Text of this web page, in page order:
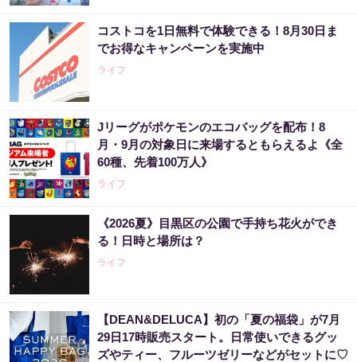
コストコを1日無料で体験できる！8月30日ま
でお得なキャンペーンを実施中
ライフ
Jリーグがポケモンのエコバッグを配布！8
月・9月の対象日に来場するともらえるよ《全
60種、先着100万人》
ライフ
《2026夏》目黒区の公園で手持ち花火ができ
る！日時と場所は？
ライフ
【DEAN&DELUCA】初の「夏の福袋」が7月
29日17時販売スタート。日常使いできるグッ
ズやティー、フルーツゼリーなどがセットに♡